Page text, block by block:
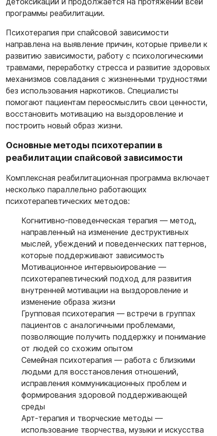
программы реабилитации.
Психотерапия при спайсовой зависимости
направлена на выявление причин, которые привели к
развитию зависимости, работу с психологическими
травмами, переработку стресса и развитие здоровых
механизмов совладания с жизненными трудностями
без использования наркотиков. Специалисты
помогают пациентам переосмыслить свои ценности,
восстановить мотивацию на выздоровление и
построить новый образ жизни.
Основные методы психотерапии в
реабилитации спайсовой зависимости
Комплексная реабилитационная программа включает
несколько параллельно работающих
психотерапевтических методов:
Когнитивно-поведенческая терапия — метод,
направленный на изменение деструктивных
мыслей, убеждений и поведенческих паттернов,
которые поддерживают зависимость
Мотивационное интервьюирование —
психотерапевтический подход для развития
внутренней мотивации на выздоровление и
изменение образа жизни
Групповая психотерапия — встречи в группах
пациентов с аналогичными проблемами,
позволяющие получить поддержку и понимание
от людей со схожим опытом
Семейная психотерапия — работа с близкими
людьми для восстановления отношений,
исправления коммуникационных проблем и
формирования здоровой поддерживающей
среды
Арт-терапия и творческие методы —
использование творчества, музыки и искусства